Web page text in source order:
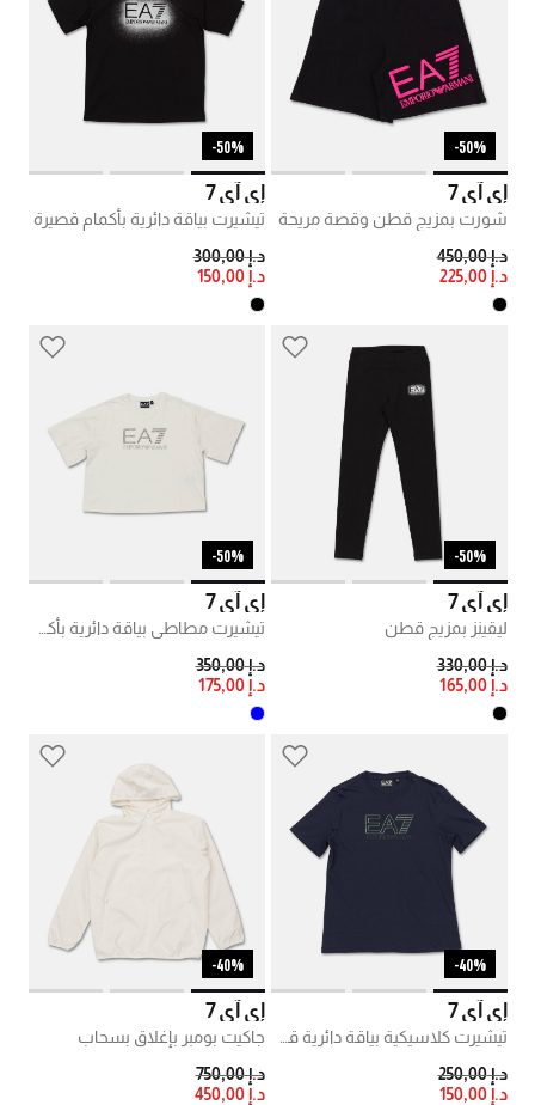
50%-
إي آي 7
شورت بمزيج قطن وقصة مريحة
PRICE REDUCED FROM
د.إ 450,00
د.إ 225,00
50%-
إي آي 7
تيشيرت بياقة دائرية بأكمام قصيرة
PRICE REDUCED FROM
د.إ 300,00
TO
د.إ 150,00
50%-
إي آي 7
ليقينز بمزيج قطن
PRICE REDUCED FROM
د.إ 330,00
TO
د.إ 165,00
50%-
إي آي 7
PRICE REDUCED FROM
د.إ 350,00
د.إ 175,00
40%-
إي آي 7
PRICE REDUCED FROM
د.إ 250,00
د.إ 150,00
40%-
إي آي 7
جاكيت بومبر بإغلاق بسحاب
PRICE REDUCED FROM
د.إ 750,00
TO
د.إ 450,00